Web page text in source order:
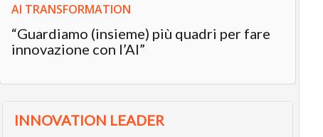
AI TRANSFORMATION
“Guardiamo (insieme) più quadri per fare
innovazione con l’AI”
INNOVATION LEADER